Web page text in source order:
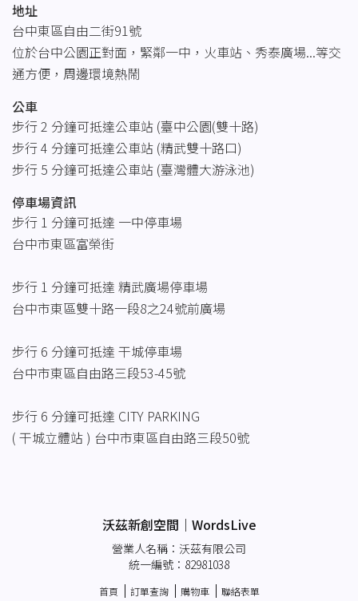
地址
台中東區自由二街91號
位於台中公園正對面，緊鄰一中，火車站、秀泰廣場...等交
通方便，周邊環境熱鬧
公車
步行 2 分鐘可抵達公車站 (臺中公園(雙十路)
步行 4 分鐘可抵達公車站 (精武雙十路口)
步行 5 分鐘可抵達公車站 (臺灣體大游泳池)
停車場資訊
步行 1 分鐘可抵達 一中停車場
台中市東區富榮街
步行 1 分鐘可抵達 精武廣場停車場
台中市東區雙十路一段8之24號前廣場
步行 6 分鐘可抵達 干城停車場
台中市東區自由路三段53-45號
步行 6 分鐘可抵達 CITY PARKING
( 干城立體站 ) 台中市東區自由路三段50號
沃茲新創空間｜WordsLive
營業人名稱：沃茲有限公司
統一編號：82981038
首頁 訂單查詢 購物車 聯絡表單